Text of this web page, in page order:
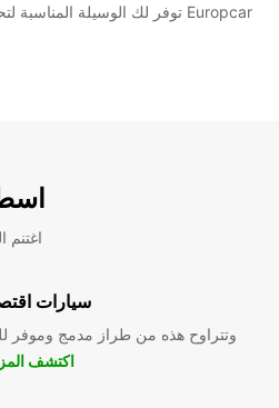
Europcar توفر لك الوسيلة المناسبة لتحقيق ذلك.
اغتنم
سيارات
وتتراوح هذه من طراز مدمج وموفر
اكتشف